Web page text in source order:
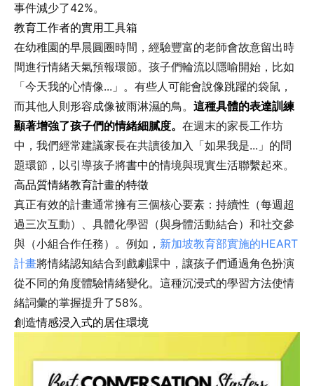
事件減少了42%。
教育工作者的實用工具箱
在幼稚園的早晨圓圈時間，經驗豐富的老師會故意留出時
間進行情緒天氣預報環節。孩子們輪流以隱喻開始，比如
「今天我的心情像...」。有些人可能會說像跳躍的袋鼠，
而其他人則形容成像被雨淋濕的鳥。 這種具體的表達訓練
顯著增強了孩子們的情緒細膩度。 在週末的家長工作坊
中，我們經常建議家長在共讀後加入「如果我是...」的問
題環節，以引導孩子將書中的情境與現實生活聯繫起來。
高品質情緒教育計畫的特徵
真正有效的計畫通常擁有三個核心要素：持續性（每週超
過三次互動）、具體化學習（與身體活動結合）和社交參
與（小組合作任務）。例如， 新加坡教育部實施的HEART
計畫將情緒認知結合到戲劇課中，讓孩子們通過角色扮演
從不同的角度體驗情緒變化。這種沉浸式的學習方法使情
緒詞彙的掌握提升了58%。
創造情感浸入式的居住環境